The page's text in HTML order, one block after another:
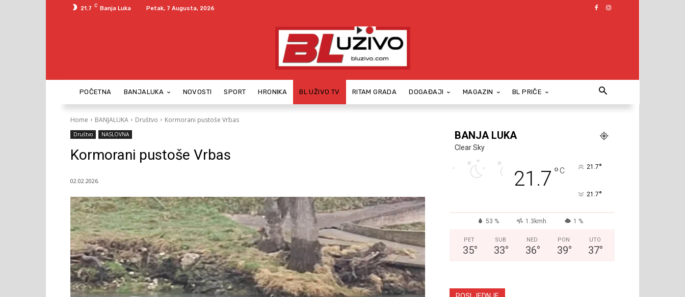
21.7 C Banja Luka Petak, 7 Augusta, 2026
POČETNA BANJALUKA NOVOSTI SPORT HRONIKA BL UŽIVO TV RITAM GRADA DOGAĐAJI MAGAZIN BL PRIČE
Home BANJALUKA Društvo Kormorani pustoše Vrbas
Društvo NASLOVNA
Kormorani pustoše Vrbas
02.02.2026.
BANJA LUKA
Clear Sky
21.7 °C 21.7°
21.7°
53 % 1.3kmh 1 %
PET
35°
SUB
33°
NED
36°
PON
39°
UTO
37°